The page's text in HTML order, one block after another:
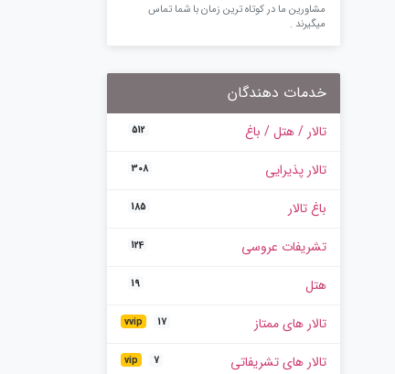
مشاورین ما در کوتاه ترین زمان با شما تماس
میگیرند .
خدمات دهندگان
تالار / هتل / باغ 512
تالار پذیرایی 308
باغ تالار 185
تشریفات عروسی 124
هتل 19
تالار های ممتاز vvip 17
تالار های تشریفاتی vip 7